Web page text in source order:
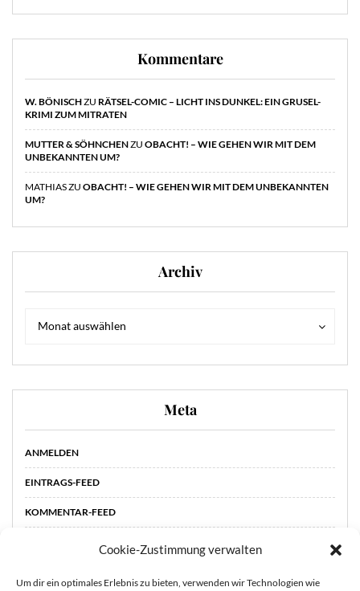
Cookie-Zustimmung verwalten
Um dir ein optimales Erlebnis zu bieten, verwenden wir Technologien wie
Kommentare
W. BÖNISCHZU RÄTSEL-COMIC – LICHT INS DUNKEL: EIN GRUSEL-
KRIMI ZUM MITRATEN
MUTTER & SÖHNCHENZU OBACHT! – WIE GEHEN WIR MIT DEM
UNBEKANNTEN UM?
MATHIASZU OBACHT! – WIE GEHEN WIR MIT DEM UNBEKANNTEN
UM?
Archiv
Monat auswählen
Meta
ANMELDEN
EINTRAGS-FEED
KOMMENTAR-FEED